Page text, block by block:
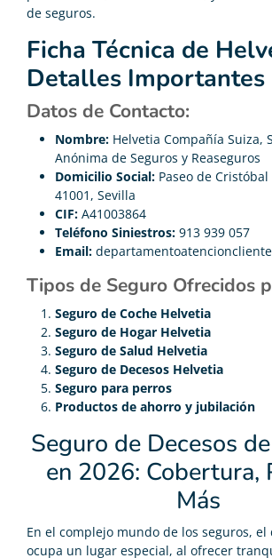
de seguros.
Ficha Técnica de
Detalles Importantes
Datos de Contacto:
Nombre: Helvetia Compañía Suiza,
Anónima de Seguros y Reaseguros
Domicilio Social: Paseo de Cristóbal
41001, Sevilla
CIF: A41003864
Teléfono Siniestros: 913 939 057
Email:
Tipos de Seguro Ofrecidos
Seguro de Coche Helvetia
Seguro de Hogar Helvetia
Seguro de Salud Helvetia
Seguro de Decesos Helvetia
Seguro para perros
Productos de ahorro y jubilación
Seguro de Decesos
en 2026: Cobertura,
Más
En el complejo mundo de los seguros, el
ocupa un lugar especial, al ofrecer